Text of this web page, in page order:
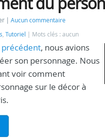
Aucun commentaire
Tutoriel Mots clés : aucun
, nous avions
son personnage. Nous
voir comment
sur le décor à